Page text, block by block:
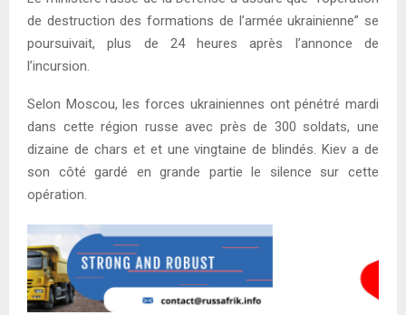
de destruction des formations de l’armée ukrainienne” se
poursuivait, plus de 24 heures après l’annonce de
l’incursion.
Selon Moscou, les forces ukrainiennes ont pénétré mardi
dans cette région russe avec près de 300 soldats, une
dizaine de chars et et une vingtaine de blindés. Kiev a de
son côté gardé en grande partie le silence sur cette
opération.